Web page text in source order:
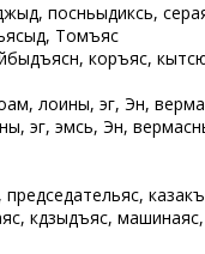
посньыдикӧсь,
Томъяс
коръясӧ,
лоины, эг, Эн,
эг, эмӧсь, Эн,
кӧдзыдъяс, машинаяс,